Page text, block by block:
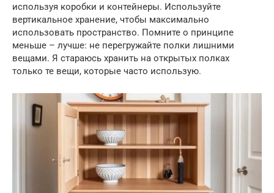
используя коробки и контейнеры. Используйте
вертикальное хранение, чтобы максимально
использовать пространство. Помните о принципе
меньше – лучше: не перегружайте полки лишними
вещами. Я стараюсь хранить на открытых полках
только те вещи, которые часто использую.